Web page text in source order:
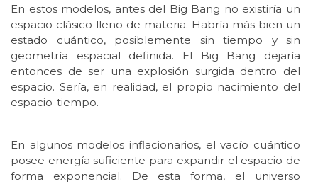
En estos modelos, antes del Big Bang no existiría un
espacio clásico lleno de materia. Habría más bien un
estado cuántico, posiblemente sin tiempo y sin
geometría espacial definida. El Big Bang dejaría
entonces de ser una explosión surgida dentro del
espacio. Sería, en realidad, el propio nacimiento del
espacio-tiempo.
En algunos modelos inflacionarios, el vacío cuántico
posee energía suficiente para expandir el espacio de
forma exponencial. De esta forma, el universo